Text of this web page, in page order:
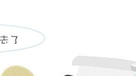
9月26日至29日，战斗英
会，代表们报告各自的英模事
在战斗英雄代表会议上，